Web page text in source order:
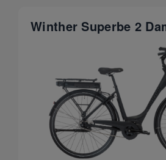
Winther Superbe 2